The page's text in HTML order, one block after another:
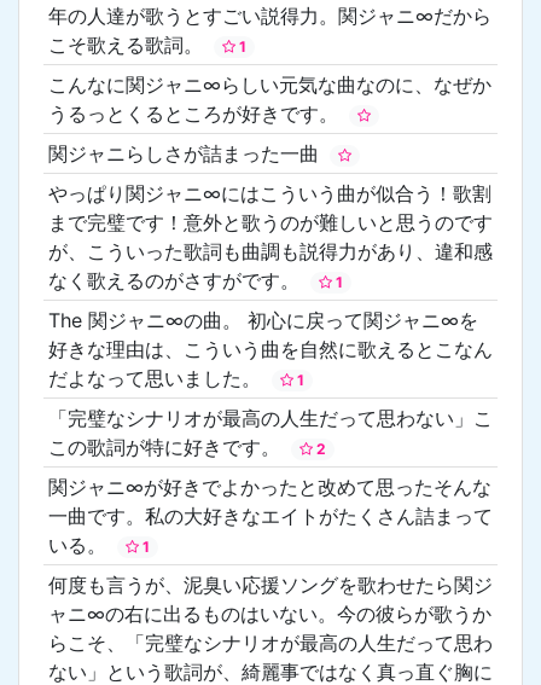
年の人達が歌うとすごい説得力。関ジャニ∞だから
こそ歌える歌詞。
1
こんなに関ジャニ∞らしい元気な曲なのに、なぜか
うるっとくるところが好きです。
関ジャニらしさが詰まった一曲
やっぱり関ジャニ∞にはこういう曲が似合う！歌割
まで完璧です！意外と歌うのが難しいと思うのです
が、こういった歌詞も曲調も説得力があり、違和感
なく歌えるのがさすがです。
1
The 関ジャニ∞の曲。 初心に戻って関ジャニ∞を
好きな理由は、こういう曲を自然に歌えるとこなん
だよなって思いました。
1
「完璧なシナリオが最高の人生だって思わない」こ
この歌詞が特に好きです。
2
関ジャニ∞が好きでよかったと改めて思ったそんな
一曲です。私の大好きなエイトがたくさん詰まって
いる。
1
何度も言うが、泥臭い応援ソングを歌わせたら関ジ
ャニ∞の右に出るものはいない。今の彼らが歌うか
らこそ、「完璧なシナリオが最高の人生だって思わ
ない」という歌詞が、綺麗事ではなく真っ直ぐ胸に